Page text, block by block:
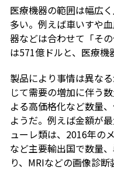
医療機器の範囲は幅広
多い。例えば車いすや
器などは合わせて「そ
は571億ドルと、医療機
製品により事情は異な
じて需要の増加に伴う
よる高価格化など数量
ようだ。例えば金額が
ューレ類は、2016年の
など主要輸出国で数量
り、MRIなどの画像診断